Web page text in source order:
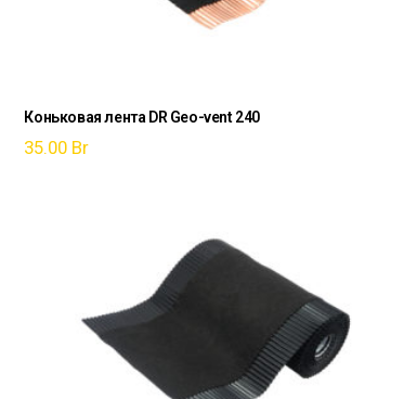
Коньковая лента DR Geo-vent 240
35.00 Br